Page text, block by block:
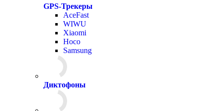
GPS-Трекеры
AceFast
WIWU
Xiaomi
Hoco
Samsung
Диктофоны